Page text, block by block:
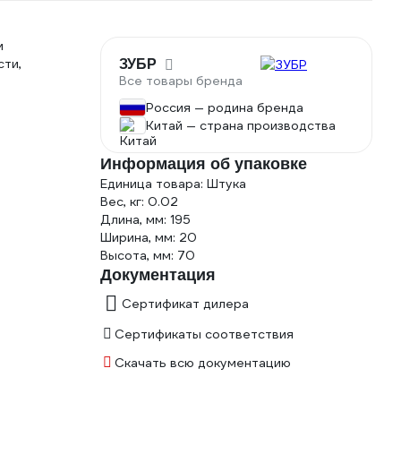
ЗУБР
Все товары бренда
Россия — родина бренда
Китай — страна производства
Информация об упаковке
Единица товара: Штука
Вес, кг: 0.02
Длина, мм: 195
Ширина, мм: 20
Высота, мм: 70
Документация
Сертификат дилера
Сертификаты соответствия
Скачать всю документацию